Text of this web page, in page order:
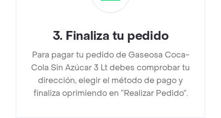
3. Finaliza tu pedido
Para pagar tu pedido de Gaseosa Coca-
Cola Sin Azúcar 3 Lt debes comprobar tu
dirección, elegir el método de pago y
finaliza oprimiendo en “Realizar Pedido”.